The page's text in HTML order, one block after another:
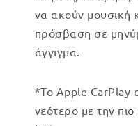
να ακούν μουσική
πρόσβαση σε
άγγιγμα.
*Το Apple CarPlay
νεότερο με την